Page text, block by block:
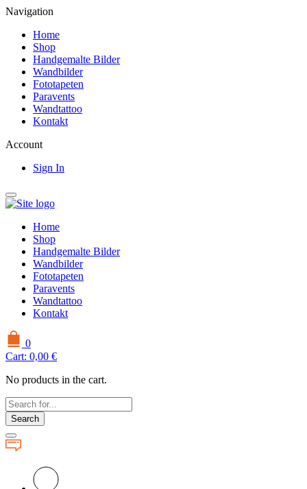
Navigation
Home
Shop
Handgemalte Bilder
Wandbilder
Fototapeten
Paravents
Wandtattoo
Kontakt
Account
Sign In
Home
Shop
Handgemalte Bilder
Wandbilder
Fototapeten
Paravents
Wandtattoo
Kontakt
0
Cart: 0,00 €
No products in the cart.
Search